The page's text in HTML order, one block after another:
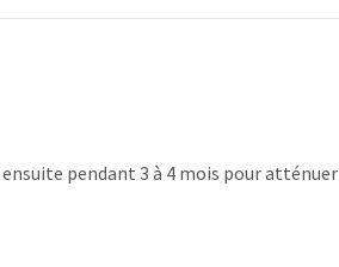
pendant 3 à 4 mois pour